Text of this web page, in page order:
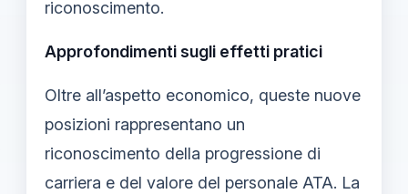
riconoscimento.
Approfondimenti sugli effetti pratici
Oltre all’aspetto economico, queste nuove
posizioni rappresentano un
riconoscimento della progressione di
carriera e del valore del personale ATA. La